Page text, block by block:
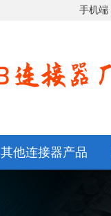
手机端
其他连接器产品